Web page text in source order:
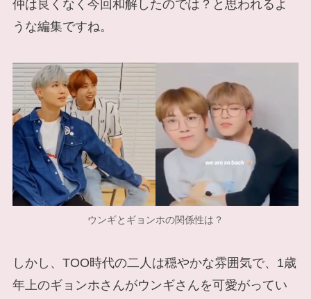
仲は良くなく今回和解したのでは？と思われるよ
うな編集ですね。
ウンギとギョンホの関係性は？
しかし、TOO時代の二人は穏やかな雰囲気で、1歳
年上のギョンホさんがウンギさんを可愛がってい